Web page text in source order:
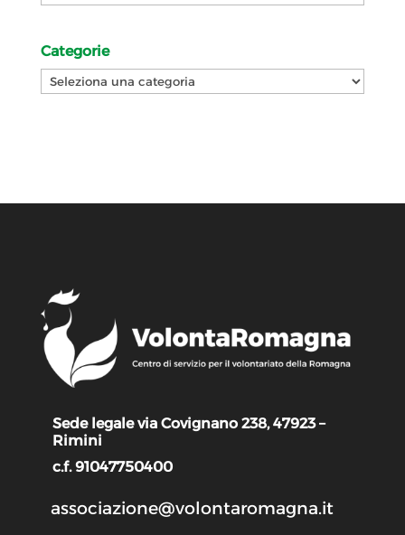
Categorie
Categorie
Sede legale via Covignano 238, 47923 –
Rimini
c.f. 91047750400
associazione@volontaromagna.it